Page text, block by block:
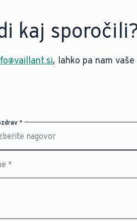
kaj
, lahko pa nam
*
*